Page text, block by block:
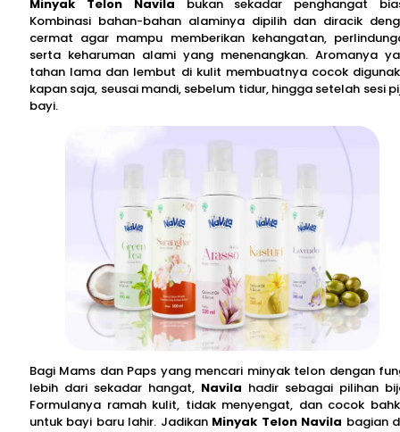
Minyak Telon Navila bukan sekadar penghangat
Kombinasi bahan-bahan alaminya dipilih dan diracik
cermat agar mampu memberikan kehangatan,
serta keharuman alami yang menenangkan. Aromanya
tahan lama dan lembut di kulit membuatnya cocok
kapan saja, seusai mandi, sebelum tidur, hingga setelah sesi
bayi.
Bagi Mams dan Paps yang mencari minyak telon dengan
lebih dari sekadar hangat, Navila hadir sebagai pilihan
Formulanya ramah kulit, tidak menyengat, dan cocok
untuk bayi baru lahir. Jadikan Minyak Telon Navila bagian